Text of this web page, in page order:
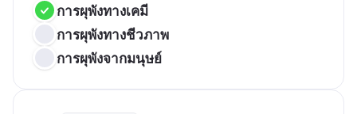
การผุพังทางเคมี
การผุพังทางชีวภาพ
การผุพังจากมนุษย์